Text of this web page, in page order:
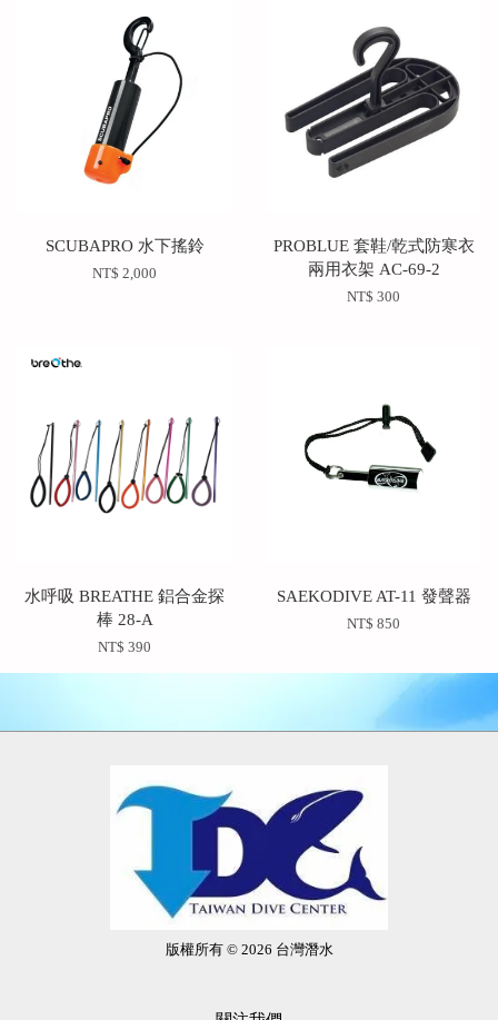
SCUBAPRO 水下搖鈴
NT$ 2,000
PROBLUE 套鞋/乾式防寒衣
兩用衣架 AC-69-2
NT$ 300
水呼吸 BREATHE 鋁合金探
棒 28-A
NT$ 390
SAEKODIVE AT-11 發聲器
NT$ 850
版權所有 © 2026 台灣潛水